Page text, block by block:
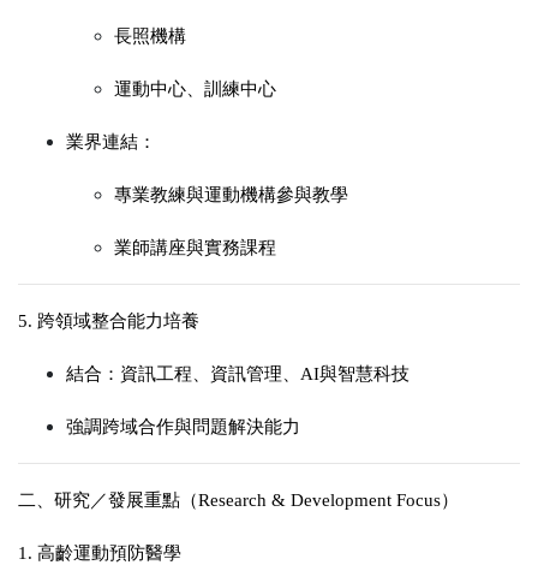
長照機構
運動中心、訓練中心
業界連結：
專業教練與運動機構參與教學
業師講座與實務課程
5. 跨領域整合能力培養
結合： 資訊工程、 資訊管理、AI與智慧科技
強調跨域合作與問題解決能力
二、研究／發展重點（Research & Development Focus）
1. 高齡運動預防醫學